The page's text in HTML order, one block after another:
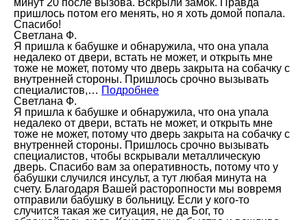
пришлось потом его менять, но я хоть домой попала.
Спасибо!
Светлана Ф.
Я пришла к бабушке и обнаружила, что она упала
недалеко от двери, встать не может, и открыть мне
тоже не может, потому что дверь закрыта на собачку с
внутренней стороны. Пришлось срочно вызывать
специалистов,… Подробнее
Светлана Ф.
Я пришла к бабушке и обнаружила, что она упала
недалеко от двери, встать не может, и открыть мне
тоже не может, потому что дверь закрыта на собачку с
внутренней стороны. Пришлось срочно вызывать
специалистов, чтобы вскрывали металлическую
дверь. Спасибо вам за оперативность, потому что у
бабушки случился инсульт, а тут любая минута на
счету. Благодаря Вашей расторопности мы вовремя
отправили бабушку в больницу. Если у кого-то
случится такая же ситуация, не да Бог, то